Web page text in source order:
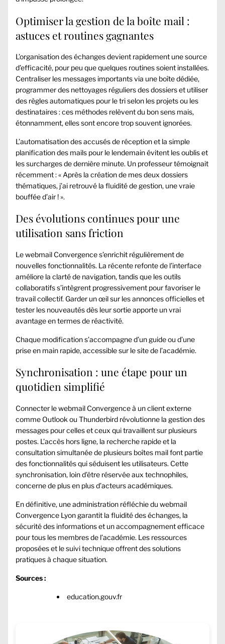
Optimiser la gestion de la boîte mail :
astuces et routines gagnantes
L’organisation des échanges devient rapidement une source
d’efficacité, pour peu que quelques routines soient installées.
Centraliser les messages importants via une boîte dédiée,
programmer des nettoyages réguliers des dossiers et utiliser
des règles automatiques pour le tri selon les projets ou les
destinataires : ces méthodes relèvent du bon sens mais,
étonnamment, elles sont encore trop souvent ignorées.
L’automatisation des accusés de réception et la simple
planification des mails pour le lendemain évitent les oublis et
les surcharges de dernière minute. Un professeur témoignait
récemment : « Après la création de mes deux dossiers
thématiques, j’ai retrouvé la fluidité de gestion, une vraie
bouffée d’air ! ».
Des évolutions continues pour une
utilisation sans friction
Le webmail Convergence s’enrichit régulièrement de
nouvelles fonctionnalités. La récente refonte de l’interface
améliore la clarté de navigation, tandis que les outils
collaboratifs s’intègrent progressivement pour favoriser le
travail collectif. Garder un œil sur les annonces officielles et
tester les nouveautés dès leur sortie apporte un vrai
avantage en termes de réactivité.
Chaque modification s’accompagne d’un guide ou d’une
prise en main rapide, accessible sur le site de l’académie.
Synchronisation : une étape pour un
quotidien simplifié
Connecter le webmail Convergence à un client externe
comme Outlook ou Thunderbird révolutionne la gestion des
messages pour celles et ceux qui travaillent sur plusieurs
postes. L’accès hors ligne, la recherche rapide et la
consultation simultanée de plusieurs boîtes mail font partie
des fonctionnalités qui séduisent les utilisateurs. Cette
synchronisation, loin d’être réservée aux technophiles,
concerne de plus en plus d’acteurs académiques.
En définitive, une administration réfléchie du webmail
Convergence Lyon garantit la fluidité des échanges, la
sécurité des informations et un accompagnement efficace
pour tous les membres de l’académie. Les ressources
proposées et le suivi technique offrent des solutions
pratiques à chaque situation.
Sources :
education.gouv.fr